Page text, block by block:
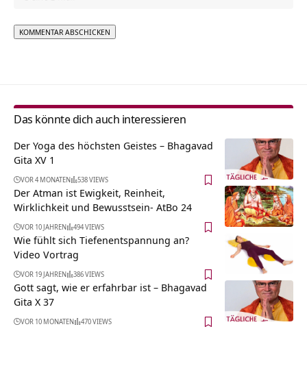
Das könnte dich auch interessieren
Der Yoga des höchsten Geistes – Bhagavad
Gita XV 1
VOR 4 MONATEN 538 VIEWS
Der Atman ist Ewigkeit, Reinheit,
Wirklichkeit und Bewusstsein- AtBo 24
VOR 10 JAHREN 494 VIEWS
Wie fühlt sich Tiefenentspannung an?
Video Vortrag
VOR 19 JAHREN 386 VIEWS
Gott sagt, wie er erfahrbar ist – Bhagavad
Gita X 37
VOR 10 MONATEN 470 VIEWS